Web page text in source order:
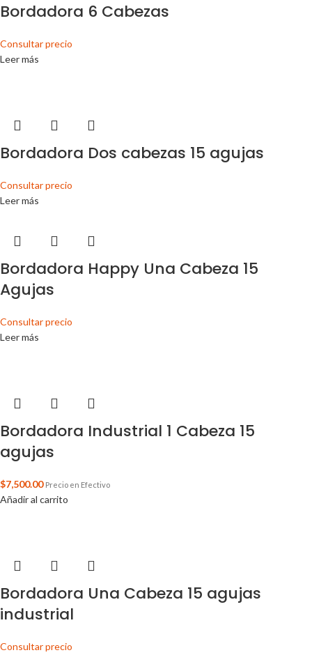
Bordadora 6 Cabezas
Consultar precio
Leer más
Bordadora Dos cabezas 15 agujas
Consultar precio
Leer más
Bordadora Happy Una Cabeza 15
Agujas
Consultar precio
Leer más
Bordadora Industrial 1 Cabeza 15
agujas
$7,500.00 Precio en Efectivo
Añadir al carrito
Bordadora Una Cabeza 15 agujas
industrial
Consultar precio